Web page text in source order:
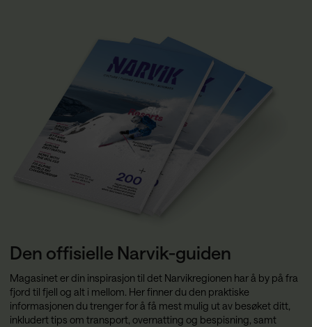
Den offisielle Narvik-guiden
Magasinet er din inspirasjon til det Narvikregionen har å by på fra
fjord til fjell og alt i mellom. Her finner du den praktiske
informasjonen du trenger for å få mest mulig ut av besøket ditt,
inkludert tips om transport, overnatting og bespisning, samt